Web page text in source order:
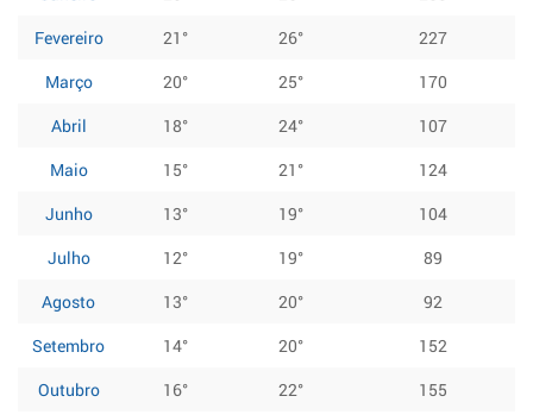
Fevereiro
21° 26°
227
Março
20° 25°
170
Abril
18° 24°
107
Maio
15° 21°
124
Junho
13° 19°
104
Julho
12° 19°
89
Agosto
13° 20°
92
Setembro
14° 20°
152
Outubro
16° 22°
155